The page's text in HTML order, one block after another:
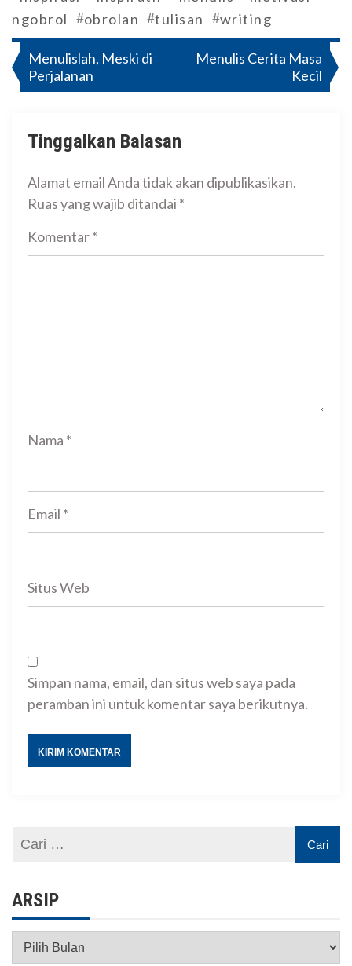
ngobrol #obrolan #tulisan #writing
Navigasi
pos
Menulislah, Meski di
Perjalanan
Menulis Cerita Masa
Kecil
Tinggalkan Balasan
Alamat email Anda tidak akan dipublikasikan.
Ruas yang wajib ditandai *
Komentar*
Nama *
Email *
Situs Web
Simpan nama, email, dan situs web saya pada
peramban ini untuk komentar saya berikutnya.
ARSIP
Arsip